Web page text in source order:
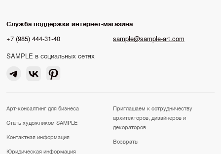
Служба поддержки интернет-магазина
+7 (985) 444-31-40
sample@sample-art.com
SAMPLE в социальных сетях
Арт-консалтинг для бизнеса
Стать художником SAMPLE
Контактная информация
Юридическая информация
Приглашаем к сотрудничеству
архитекторов, дизайнеров и
декораторов
Возвраты